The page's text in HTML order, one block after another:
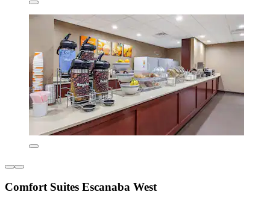
Comfort Suites Escanaba West